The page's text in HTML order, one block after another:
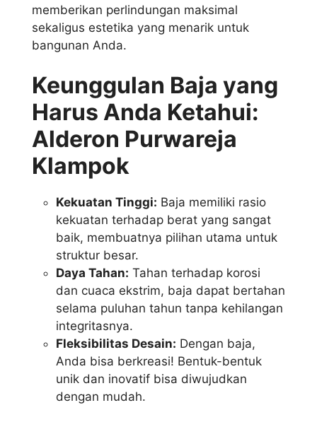
memberikan perlindungan maksimal
sekaligus estetika yang menarik untuk
bangunan Anda.
Keunggulan Baja yang
Harus Anda Ketahui:
Alderon Purwareja
Klampok
Kekuatan Tinggi: Baja memiliki rasio
kekuatan terhadap berat yang sangat
baik, membuatnya pilihan utama untuk
struktur besar.
Daya Tahan: Tahan terhadap korosi
dan cuaca ekstrim, baja dapat bertahan
selama puluhan tahun tanpa kehilangan
integritasnya.
Fleksibilitas Desain: Dengan baja,
Anda bisa berkreasi! Bentuk-bentuk
unik dan inovatif bisa diwujudkan
dengan mudah.